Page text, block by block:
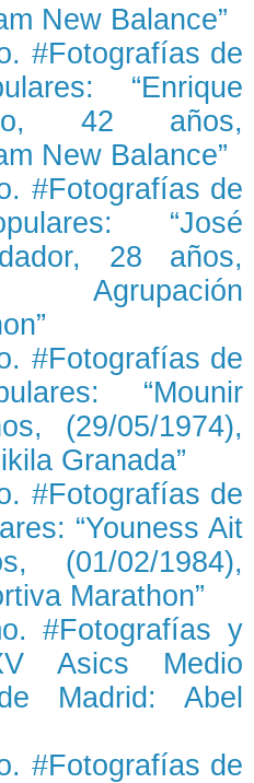
New Balance”
#Fotografías de
“Enrique
42 años,
New Balance”
#Fotografías de
“José
28 años,
Agrupación
#Fotografías de
“Mounir
(29/05/1974),
Granada”
#Fotografías de
“Youness Ait
(01/02/1984),
Marathon”
#Fotografías y
Asics Medio
Madrid: Abel
#Fotografías de